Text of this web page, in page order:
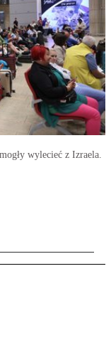
wylecieć z Izraela.